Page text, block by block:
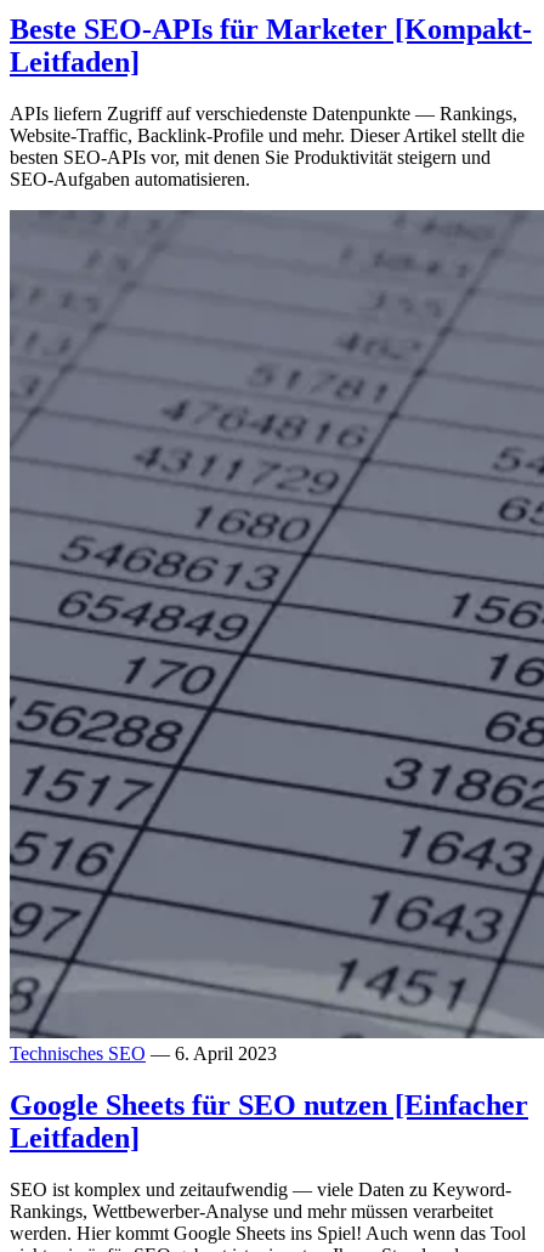
Beste SEO-APIs für Marketer [Kompakt-
Leitfaden]
APIs liefern Zugriff auf verschiedenste Datenpunkte — Rankings,
Website-Traffic, Backlink-Profile und mehr. Dieser Artikel stellt die
besten SEO-APIs vor, mit denen Sie Produktivität steigern und
SEO-Aufgaben automatisieren.
Technisches SEO — 6. April 2023
Google Sheets für SEO nutzen [Einfacher
Leitfaden]
SEO ist komplex und zeitaufwendig — viele Daten zu Keyword-
Rankings, Wettbewerber-Analyse und mehr müssen verarbeitet
werden. Hier kommt Google Sheets ins Spiel! Auch wenn das Tool